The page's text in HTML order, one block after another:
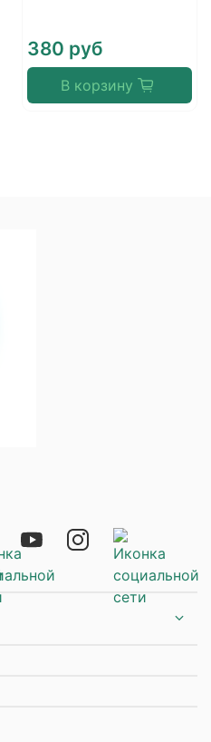
380 руб
В корзину